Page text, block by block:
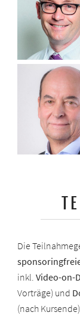
Die
inkl.Video-on-
Vorträge) und
(nach Kursende)